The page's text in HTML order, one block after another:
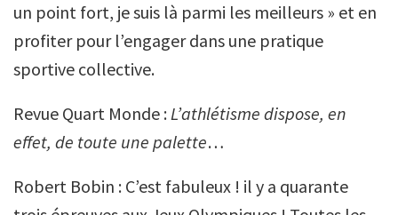
un point fort, je suis là parmi les meilleurs » et en
profiter pour l’engager dans une pratique
sportive collective.
Revue Quart Monde :L’athlétisme dispose, en
effet, de toute une palette…
Robert Bobin : C’est fabuleux ! il y a quarante